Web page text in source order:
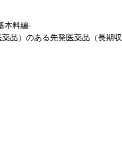
本料編-
品）のある先発医薬品（長期収